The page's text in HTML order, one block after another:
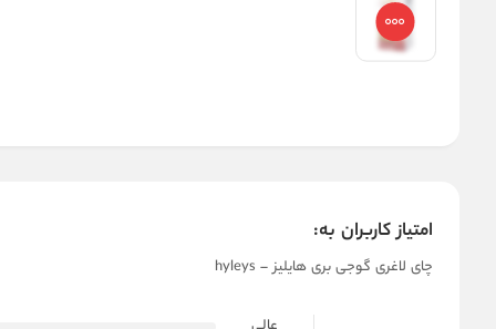
امتیاز کاربران به:
چای لاغری گوجی بری هایلیز – hyleys